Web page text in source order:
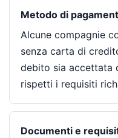
Metodo di
Alcune compagnie
senza carta di
debito sia accettata
rispetti i requisiti
Documenti e